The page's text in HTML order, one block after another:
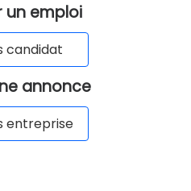
un emploi
candidat
annonce
entreprise